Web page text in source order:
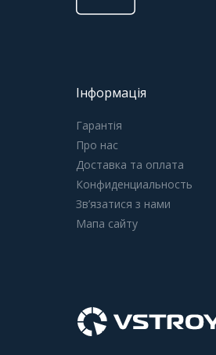
Інформація
Гарантія
Про нас
Доставка та оплата
Конфиденциальность
Зв’язатися з нами
Мапа сайту